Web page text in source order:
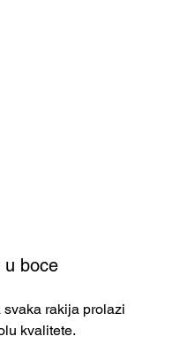
u boce
rakija prolazi
kvalitete.